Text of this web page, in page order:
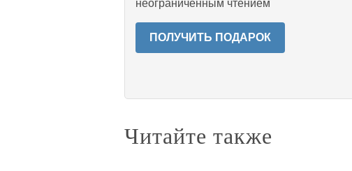
неограниченным чтением
ПОЛУЧИТЬ ПОДАРОК
Читайте также